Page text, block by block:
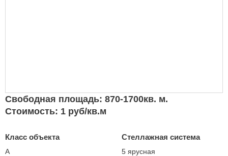
Свободная площадь: 870-1700кв. м.
Стоимость: 1 руб/кв.м
Класс объекта
А
Стеллажная система
5 ярусная